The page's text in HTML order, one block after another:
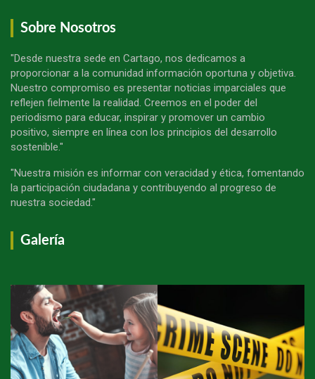
Sobre Nosotros
"Desde nuestra sede en Cartago, nos dedicamos a
proporcionar a la comunidad información oportuna y objetiva.
Nuestro compromiso es presentar noticias imparciales que
reflejen fielmente la realidad. Creemos en el poder del
periodismo para educar, inspirar y promover un cambio
positivo, siempre en línea con los principios del desarrollo
sostenible."
"Nuestra misión es informar con veracidad y ética, fomentando
la participación ciudadana y contribuyendo al progreso de
nuestra sociedad."
Galería